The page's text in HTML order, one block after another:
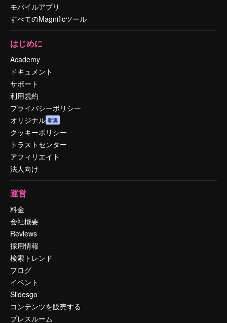
モバイルアプリ
すべてのMagnificツール
はじめに
Academy
ドキュメント
サポート
利用規約
プライバシーポリシー
オリジナル 新規
クッキーポリシー
トラストセンター
アフィリエイト
法人向け
運営
料金
会社概要
Reviews
採用情報
検索トレンド
ブログ
イベント
Slidesgo
コンテンツを販売する
プレスルーム